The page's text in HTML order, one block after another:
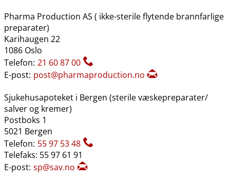
Pharma Production AS ( ikke-sterile flytende brannfarlige
preparater)
Karihaugen 22
1086 Oslo
Telefon: 21 60 87 00
E-post: post@pharmaproduction.no
Sjukehusapoteket i Bergen (sterile væskepreparater​/​
salver og kremer)
Postboks 1
5021 Bergen
Telefon: 55 97 53 48
Telefaks: 55 97 61 91
E-post: sp@sav.no